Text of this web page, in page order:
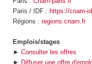
Paris / IDF : https://cnam-
Régions : regions.cnam.fr
Emplois/stages
► Consulter les offres
► Diffuser une offre